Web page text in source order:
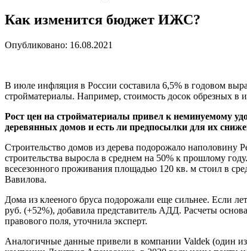
Как изменится бюджет ИЖС?
Опубликовано: 16.08.2021
В июле инфляция в России составила 6,5% в годовом
стройматериалы. Например, стоимость досок обрезных
Рост цен на стройматериалы привел к неминуемому
деревянных домов и есть ли предпосылки для их
Строительство домов из дерева подорожало наполовину
строительства выросла в среднем на 50% к прошлому
всесезонного проживания площадью 120 кв. м стоил в
Вавилова.
Дома из клееного бруса подорожали еще сильнее. Если
руб. (+52%), добавила представитель АДД. Расчеты
правового поля, уточнила эксперт.
Аналогичные данные привели в компании Valdek (один